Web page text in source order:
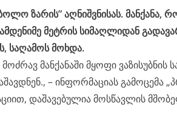
ზარის” აღნიშვნისას. მანქანა,
მეტრის სიმაღლიდან
საღამოს მოხდა.
მანქანაში მყოფი
– ინფორმაციას გამოცემა
დაშავებულია მოსწავლის